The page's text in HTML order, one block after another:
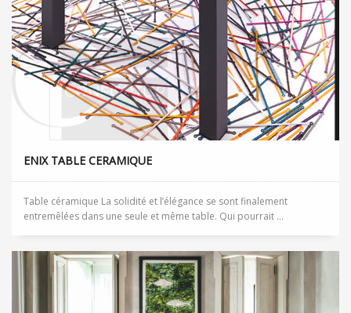
ENIX TABLE CERAMIQUE
Table céramique La solidité et l’élégance se sont finalement
entremêlées dans une seule et même table. Qui pourrait ...